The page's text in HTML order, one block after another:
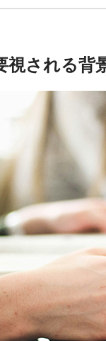
視される背